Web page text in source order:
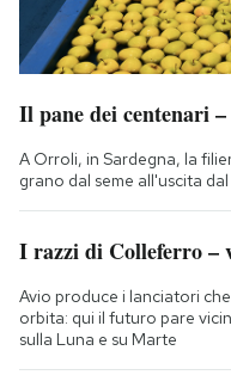
Il pane dei centenari
A Orroli, in Sardegna, la
grano dal seme all'uscita
I razzi di Colleferro –
Avio produce i lanciatori
orbita: qui il futuro pare
sulla Luna e su Marte